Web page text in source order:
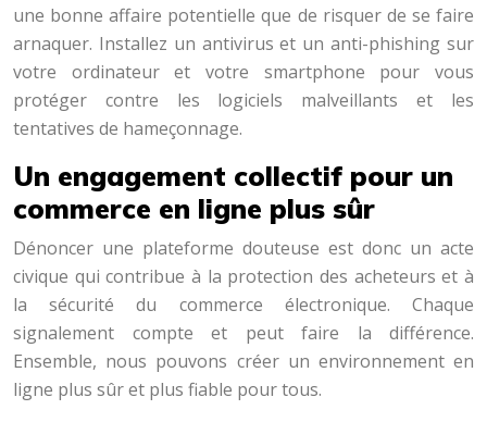
une bonne affaire potentielle que de risquer de se faire
arnaquer. Installez un antivirus et un anti-phishing sur
votre ordinateur et votre smartphone pour vous
protéger contre les logiciels malveillants et les
tentatives de hameçonnage.
Un engagement collectif pour un
commerce en ligne plus sûr
Dénoncer une plateforme douteuse est donc un acte
civique qui contribue à la protection des acheteurs et à
la sécurité du commerce électronique. Chaque
signalement compte et peut faire la différence.
Ensemble, nous pouvons créer un environnement en
ligne plus sûr et plus fiable pour tous.